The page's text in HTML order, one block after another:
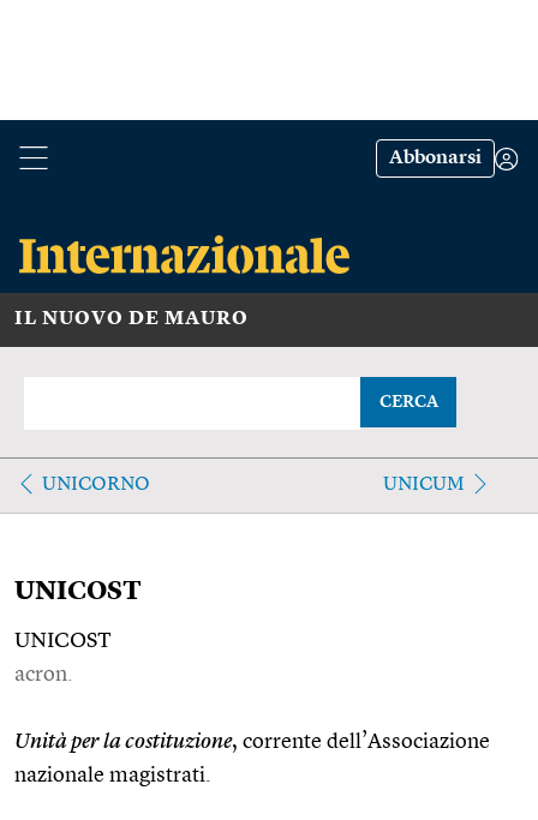
Abbonarsi
IL NUOVO DE MAURO
CERCA
UNICORNO UNICUM
UNICOST
UNICOST
acron.
Unità per la costituzione, corrente dell’Associazione
nazionale magistrati.